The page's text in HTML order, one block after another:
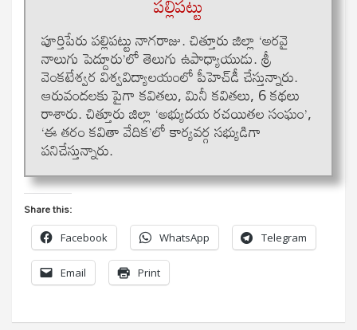
పూర్తిపేరు ప‌ల్లిప‌ట్టు నాగ‌రాజు. చిత్తూరు జిల్లా ‘అరవై
నాలుగు పెద్దూరు’లో తెలుగు ఉపాధ్యాయుడు. శ్రీ
వెంకటేశ్వర విశ్వ‌విద్యాల‌యంలో పీహెచ్‌డీ చేస్తున్నారు.
ఆరువంద‌ల‌కు పైగా కవితలు, మినీ కవితలు, 6 కథలు
రాశారు. చిత్తూరు జిల్లా ‘అభ్యుదయ రచయితల సంఘం’,
‘ఈ తరం కవితా వేదిక’లో కార్యవర్గ స‌భ్యుడిగా
ప‌నిచేస్తున్నారు.
Share this:
Facebook WhatsApp Telegram
Email Print